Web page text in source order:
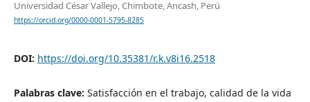
Universidad César Vallejo, Chimbote, Ancash, Perú
https://orcid.org/0000-0001-5795-8285
DOI: https://doi.org/10.35381/r.k.v8i16.2518
Palabras clave: Satisfacción en el trabajo, calidad de la vida